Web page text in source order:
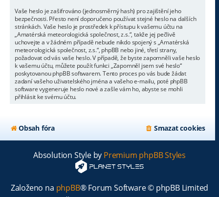
Vaše heslo je zašifrováno (jednosměrný hash) pro zajištění jeho
bezpečnosti. Přesto není doporučeno používat stejné heslo na dalších
stránkách. Vaše heslo je prostředek k přístupu k vašemu účtu na
„Amatérská meteorologická společnost, z.s.“, takže jej pečlivě
uchovejte a v žádném případě nebude nikdo spojený s „Amatérská
meteorologická společnost, z.s.“, phpBB nebo jiné, třetí strany,
požadovat od vás vaše heslo. V případě, že byste zapomněli vaše heslo
k vašemu účtu, můžete použít funkci „Zapomněl jsem své heslo“
poskytovanou phpBB softwarem. Tento proces po vás bude žádat
zadaní vašeho uživatelského jména a vašeho e-mailu, poté phpBB
software vygeneruje heslo nové a zašle vám ho, abyste se mohli
přihlásit ke svému účtu.
Obsah fóra Smazat cookies
Absolution Style by Premium phpBB Styles
Založeno na phpBB® Forum Software © phpBB Limited